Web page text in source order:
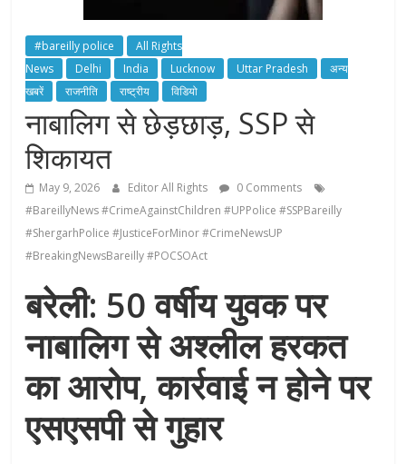
#bareilly police
All Rights
News
Delhi India Lucknow Uttar Pradesh
अन्य
खबरें
राजनीति राष्ट्रीय विडियो
नाबालिग से छेड़छाड़, SSP से
शिकायत
May 9, 2026 Editor All Rights
0 Comments
#BareillyNews #CrimeAgainstChildren #UPPolice #SSPBareilly
#ShergarhPolice #JusticeForMinor #CrimeNewsUP
#BreakingNewsBareilly #POCSOAct
बरेली: 50 वर्षीय युवक पर
नाबालिग से अश्लील हरकत
का आरोप, कार्रवाई न होने पर
एसएसपी से गुहार